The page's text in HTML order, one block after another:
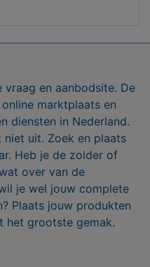
vraag en aanbodsite. De
marktplaats en
diensten in Nederland.
uit. Zoek en plaats
Heb je de zolder of
over van de
je wel jouw complete
Plaats jouw produkten
het grootste gemak.